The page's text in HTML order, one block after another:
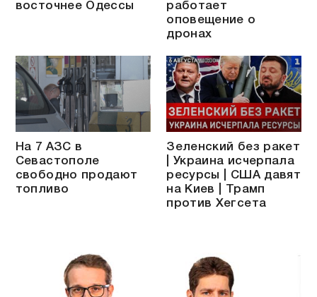
восточнее Одессы
работает
оповещение о
дронах
На 7 АЗС в
Севастополе
свободно продают
топливо
Зеленский без ракет
| Украина исчерпала
ресурсы | США давят
на Киев | Трамп
против Хегсета